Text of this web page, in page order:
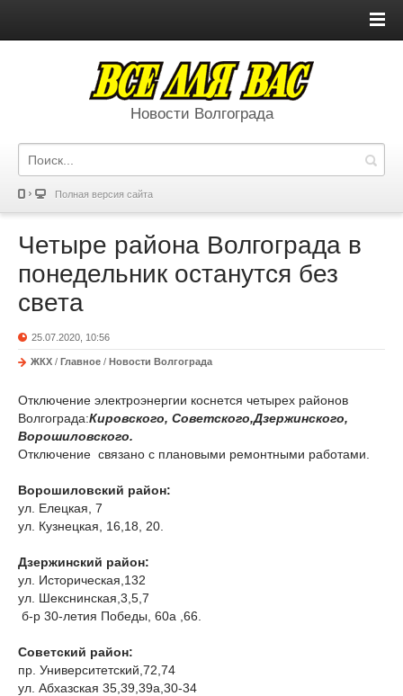
Новости Волгограда
Полная версия сайта
Четыре района Волгограда в
понедельник останутся без
света
25.07.2020, 10:56
ЖКХ / Главное / Новости Волгограда
Отключение электроэнергии коснется четырех районов
Волгограда:Кировского, Советского,Дзержинского,
Ворошиловского.
Отключение связано с плановыми ремонтными работами.
Ворошиловский район:
ул. Елецкая, 7
ул. Кузнецкая, 16,18, 20.
Дзержинский район:
ул. Историческая,132
ул. Шекснинская,3,5,7
б-р 30-летия Победы, 60а ,66.
Советский район:
пр. Университетский,72,74
ул. Абхазская 35,39,39а,30-34